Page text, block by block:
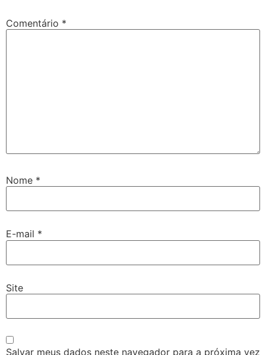
Comentário *
Nome *
E-mail *
Site
Salvar meus dados neste navegador para a próxima vez